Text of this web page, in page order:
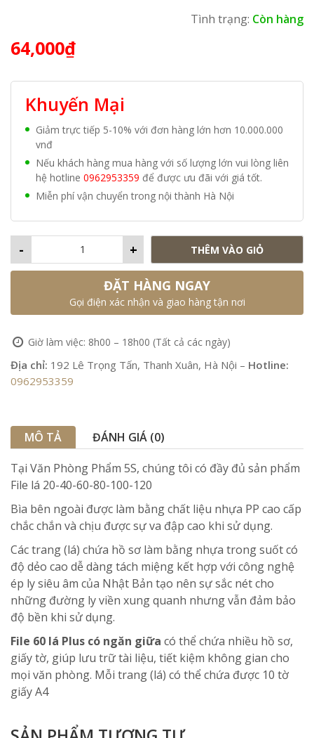
Tình trạng: Còn hàng
64,000₫
Khuyến Mại
Giảm trực tiếp 5-10% với đơn hàng lớn hơn 10.000.000
vnđ
Nếu khách hàng mua hàng với số lượng lớn vui lòng liên
hệ hotline 0962953359 để được ưu đãi với giá tốt.
Miễn phí vận chuyển trong nội thành Hà Nội
+
- THÊM VÀO GIỎ
ĐẶT HÀNG NGAY
Gọi điện xác nhận và giao hàng tận nơi
Giờ làm việc: 8h00 – 18h00 (Tất cả các ngày)
Địa chỉ: 192 Lê Trọng Tấn, Thanh Xuân, Hà Nội – Hotline:
0962953359
MÔ TẢ
ĐÁNH GIÁ (0)
Tại Văn Phòng Phẩm 5S, chúng tôi có đầy đủ sản phẩm
File lá 20-40-60-80-100-120
Bìa bên ngoài được làm bằng chất liệu nhựa PP cao cấp
chắc chắn và chịu được sự va đập cao khi sử dụng.
Các trang (lá) chứa hồ sơ làm bằng nhựa trong suốt có
độ dẻo cao dễ dàng tách miệng kết hợp với công nghệ
ép ly siêu âm của Nhật Bản tạo nên sự sắc nét cho
những đường ly viền xung quanh nhưng vẫn đảm bảo
độ bền khi sử dụng.
File 60 lá Plus có ngăn giữa có thể chứa nhiều hồ sơ,
giấy tờ, giúp lưu trữ tài liệu, tiết kiệm không gian cho
mọi văn phòng. Mỗi trang (lá) có thể chứa được 10 tờ
giấy A4